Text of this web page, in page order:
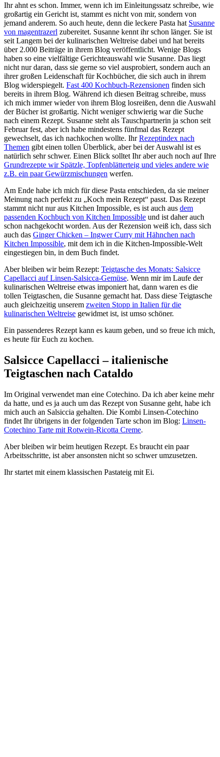
Ihr ahnt es schon. Immer, wenn ich im Einleitungssatz schreibe, wie
großartig ein Gericht ist, stammt es nicht von mir, sondern von
jemand anderem. So auch heute, denn die leckere Pasta hat Susanne
von magentrazerl zubereitet. Susanne kennt ihr schon länger. Sie ist
seit Langem bei der kulinarischen Weltreise dabei und hat bereits
über 2.000 Beiträge in ihrem Blog veröffentlicht. Wenige Blogs
haben so eine vielfältige Gerichteauswahl wie Susanne. Das liegt
nicht nur daran, dass sie gerne so viel ausprobiert, sondern auch an
ihrer großen Leidenschaft für Kochbücher, die sich auch in ihrem
Blog widerspiegelt. Fast 400 Kochbuch-Rezensionen finden sich
bereits in ihrem Blog. Während ich diesen Beitrag schreibe, muss
ich mich immer wieder von ihrem Blog losreißen, denn die Auswahl
der Bücher ist großartig. Nicht weniger schwierig war die Suche
nach einem Rezept. Susanne steht als Tauschpartnerin ja schon seit
Februar fest, aber ich habe mindestens fünfmal das Rezept
gewechselt, das ich nachkochen wollte. IhrRezeptindex nach
Themen gibt einen tollen Überblick, aber bei der Auswahl ist es
natürlich sehr schwer. Einen Blick solltet Ihr aber auch noch auf Ihre
Grundrezepte wir Spätzle, Topfenblätterteig und vieles andere wie
z.B. ein paar Gewürzmischungen werfen.
Am Ende habe ich mich für diese Pasta entschieden, da sie meiner
Meinung nach perfekt zu „Koch mein Rezept“ passt. Das Rezept
stammt nicht nur aus Kitchen Impossible, es ist auch aus dem
passenden Kochbuch von Kitchen Impossible und ist daher auch
schon nachgekocht worden. Aus der Rezension weiß ich, dass sich
auch das Ginger Chicken – Ingwer Curry mit Hähnchen nach
Kitchen Impossible, mit dem ich in die Kitchen-Impossible-Welt
eingestiegen bin, in dem Buch findet.
Aber bleiben wir beim Rezept: Teigtasche des Monats: Salsicce
Capellacci auf Linsen-Salsicca-Gemüse. Wenn mir im Laufe der
kulinarischen Weltreise etwas imponiert hat, dann waren es die
tollen Teigtaschen, die Susanne gemacht hat. Dass diese Teigtasche
auch gleichzeitig unserem zweiten Stopp in Italien für die
kulinarischen Weltreise gewidmet ist, ist umso schöner.
Ein passenderes Rezept kann es kaum geben, und so freue ich mich,
es heute für Euch zu kochen.
Salsicce Capellacci – italienische
Teigtaschen nach Cataldo
Im Original verwendet man eine Cotechino. Da ich aber keine mehr
da hatte, und es ja auch um das Rezept von Susanne geht, habe ich
mich auch an Salsiccia gehalten. Die Kombi Linsen-Cotechino
findet Ihr übrigens in der folgenden Tarte schon im Blog: Linsen-
Cotechino Tarte mit Rotwein-Ricotta Creme.
Aber bleiben wir beim heutigen Rezept. Es braucht ein paar
Arbeitsschritte, ist aber ansonsten nicht so schwer umzusetzen.
Ihr startet mit einem klassischen Pastateig mit Ei.